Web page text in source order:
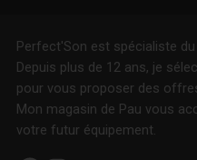
Perfect'Son est spécialiste
Depuis plus de 12 ans, je
pour vous proposer des
Mon magasin de Pau vous
votre futur équipement.